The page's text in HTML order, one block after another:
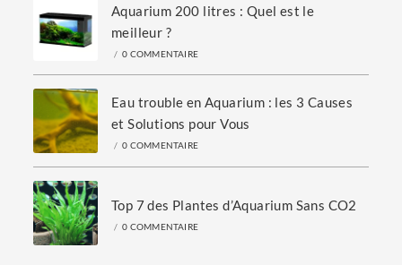
Aquarium 200 litres : Quel est le
meilleur ?
/ 0 COMMENTAIRE
Eau trouble en Aquarium : les 3 Causes
et Solutions pour Vous
/ 0 COMMENTAIRE
Top 7 des Plantes d’Aquarium Sans CO2
/ 0 COMMENTAIRE